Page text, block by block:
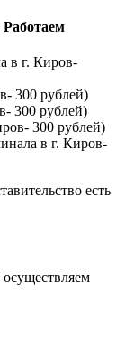
в г. Киров-
300 рублей)
300 рублей)
300 рублей)
в г. Киров-
есть